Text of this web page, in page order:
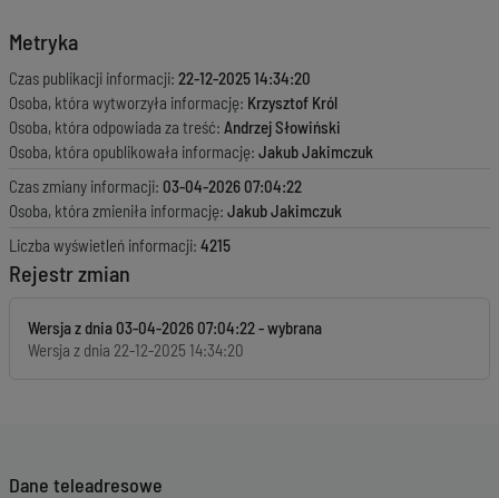
Metryka
Czas publikacji informacji: 22-12-2025 14:34:20
Osoba, która wytworzyła informację: Krzysztof Król
Osoba, która odpowiada za treść: Andrzej Słowiński
Osoba, która opublikowała informację: Jakub Jakimczuk
Czas zmiany informacji: 03-04-2026 07:04:22
Osoba, która zmieniła informację: Jakub Jakimczuk
Liczba wyświetleń informacji: 4215
Rejestr zmian
Wersja z dnia 03-04-2026 07:04:22
Wersja z dnia 22-12-2025 14:34:20
Dane teleadresowe